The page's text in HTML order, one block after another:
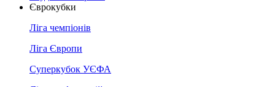
Єврокубки
Ліга чемпіонів
Ліга Європи
Суперкубок УЄФА